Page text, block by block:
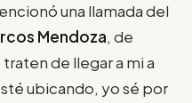
una llamada del
Mendoza, de
de llegar a mi a
ubicando, yo sé por